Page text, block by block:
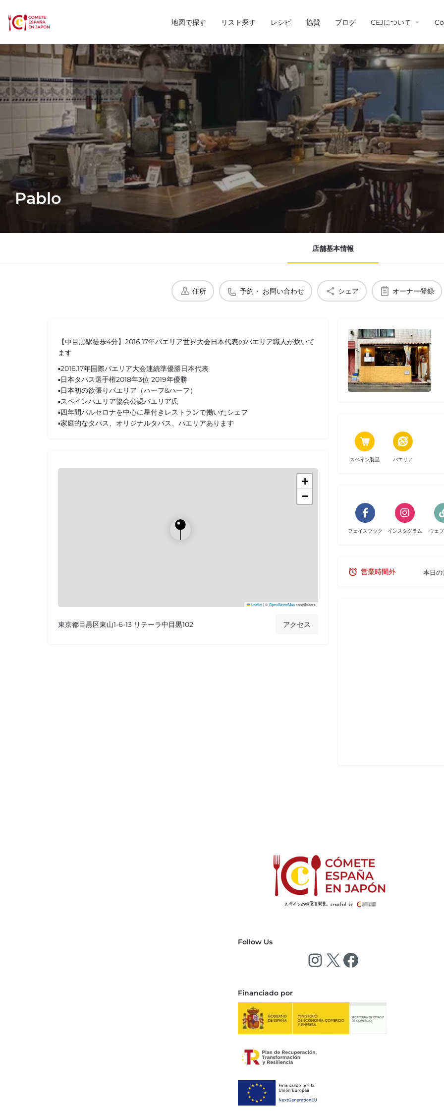
地図で探す リスト探す レシピ 協賛 ブログ CEJについて
Pablo
店舗基本情報
住所 予約・ お問い合わせ シェア オーナー登録
【中目黒駅徒歩4分】2016,17年パエリア世界大会日本代表のパエリア職人が炊いて
ます
▪️2016.17年国際パエリア大会連続準優勝日本代表
▪️日本タパス選手権2018年3位 2019年優勝
▪️日本初の欲張りパエリア（ハーフ&ハーフ）
▪️スペインパエリア協会公認パエリア氏
▪️四年間バルセロナを中心に星付きレストランで働いたシェフ
▪️家庭的なタパス、オリジナルタパス、パエリアあります
+
−
Leaflet|©OpenStreetMapcontributors
東京都目黒区東山1-6-13 リテーラ中目黒102 アクセス
スペイン製品 パエリア
フェイスブック インスタグラム ウェ
営業時間外 本日
Follow Us
Financiado por